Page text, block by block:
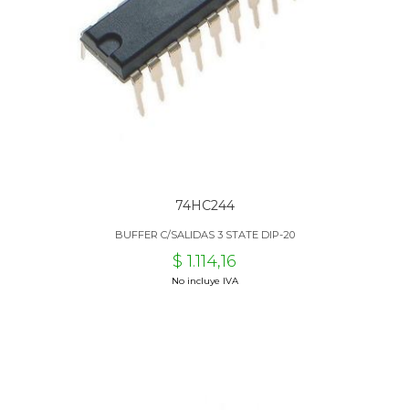
74HC244
BUFFER C/SALIDAS 3 STATE DIP-20
$ 1.114,16
No incluye IVA